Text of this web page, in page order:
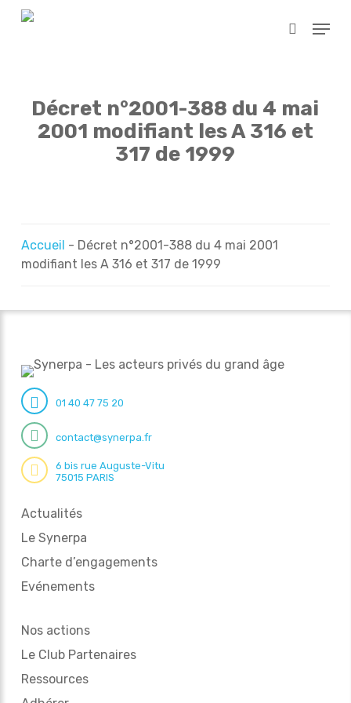
Skip
search
Menu
Décret n°2001-388 du 4 mai
2001 modifiant les A 316 et
317 de 1999
Accueil - Décret n°2001-388 du 4 mai 2001
modifiant les A 316 et 317 de 1999
01 40 47 75 20
contact@synerpa.fr
6 bis rue Auguste-Vitu
75015 PARIS
Actualités
Le Synerpa
Charte d’engagements
Evénements
Nos actions
Le Club Partenaires
Ressources